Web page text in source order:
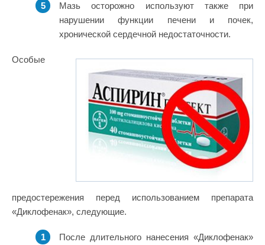
Мазь осторожно используют также при
нарушении функции печени и почек,
хронической сердечной недостаточности.
Особые
предостережения перед использованием препарата
«Диклофенак», следующие.
После длительного нанесения «Диклофенак»